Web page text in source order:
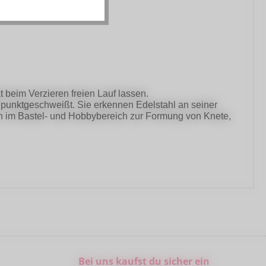
beim Verzieren freien Lauf lassen.
Sie erkennen Edelstahl an seiner
Bastel- und Hobbybereich zur Formung von Knete,
Bei uns kaufst du sicher ein